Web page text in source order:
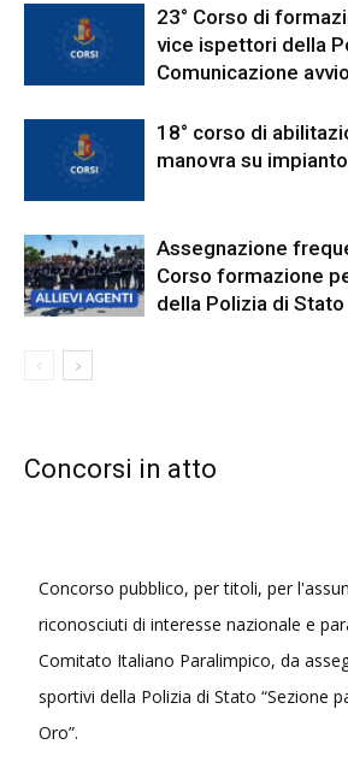
23° Corso di
vice ispettori della
Comunicazione
18° corso di
manovra su
Assegnazione
Corso formazione
della Polizia di Stato
Concorsi in atto
Concorso pubblico, per titoli, per
riconosciuti di interesse nazionale e
Comitato Italiano Paralimpico, da
sportivi della Polizia di Stato “Sezione
Oro”.